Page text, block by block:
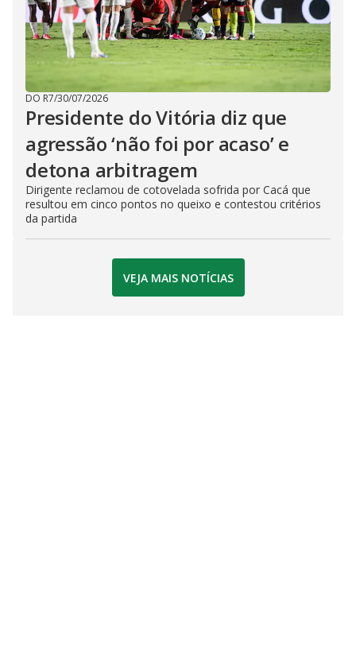
DO R7/30/07/2026
Presidente do Vitória diz que
agressão ‘não foi por acaso’ e
detona arbitragem
Dirigente reclamou de cotovelada sofrida por Cacá que
resultou em cinco pontos no queixo e contestou critérios
da partida
VEJA MAIS NOTÍCIAS